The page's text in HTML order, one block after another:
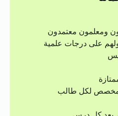
ومعلمون معتمدون
على درجات علمية
لكل طالب